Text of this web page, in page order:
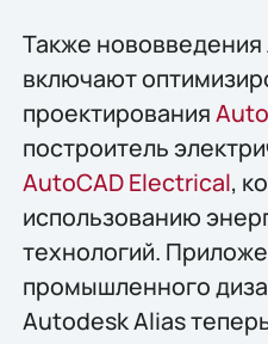
Также нововведения
включают
проектирования
построитель
AutoCAD Electrical,
использованию
технологий.
промышленного
Autodesk Alias